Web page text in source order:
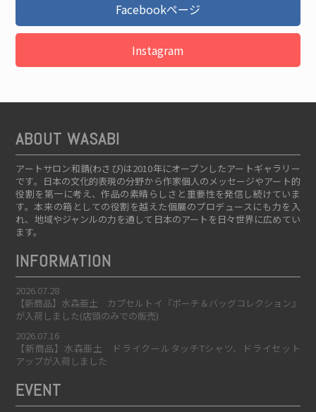
Facebookページ
Instagram
ABOUT WASABI
アートサロン和錆(わさび)は2010年にオープンしたアートギャラリー
です。日本の文化的表現の分野から作家個人のメッセージやアート的
役割を第一に考え、作品の素晴らしさと重要性を発信し続けていま
す。本来の箱としての役割を越えた個展のプロデュースにも力を入
れ、地域やジャンルの力を通して日本のアートを日々世界に広めてい
ます。
INFORMATION
2026.07.28
【新商品】水森亜土 カプセルトイ『ポーチ＆バッグコレクション』
が入荷しました(店頭のみでの販売)
2026.07.16
【新商品】水森亜土 ドライクールタッチTシャツ、ドライセット
アップが入荷しました
EVENT